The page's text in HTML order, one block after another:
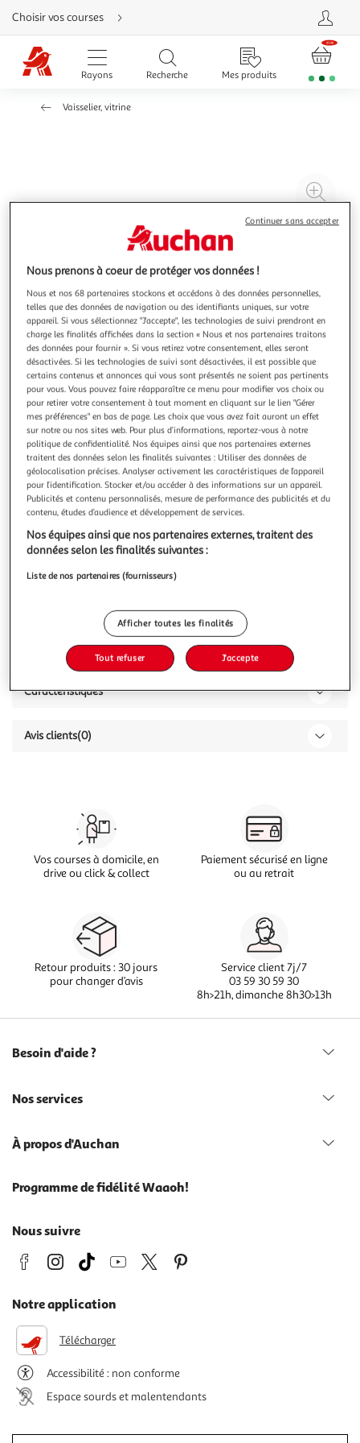
Aller
directement
au
contenu
Aller
directement
Aller
rubrique
Choisir vos courses
Rayons Recherche Mes produits
Vaisselier, vitrine
à
Illustration
précédente
Illustration
suivante
PARIS PRIX
Vitrine murale design fly a1 126cm noir & blanc
Informations Techniques : Dimensions : Vitrine : L. 40 x P. 29
x H. 126 cm Dimension totale : L. 40 x P. 29 x H. 126 cm
Matières : Structure : Panneaux de particules stratifiés
Façades : Panneaux de fibres à densité moyenne (MDF)
Arrière : Panneaux de fibres de bois Spécificités : Livré
démonté avec
En savoir +
Vous voulez connaître le prix de ce produit ?
Description
Caractéristiques
Avis clients(0)
Vos courses à domicile, en
drive ou click & collect
Paiement sécurisé en ligne
ou au retrait
Retour produits : 30 jours
pour changer d’avis
Service client 7j/7
03 59 30 59 30
8h>21h, dimanche 8h30>13h
Besoin d'aide ?
Nos services
À propos d'Auchan
Programme de fidélité Waaoh!
Nous suivre
Notre application
Télécharger
Accessibilité : non conforme
Espace sourds et malentendants
Nous prenons à coeur de protéger vos données !
Nous et nos 68 partenaires stockons et accédons à des données personnelles,
telles que des données de navigation ou des identifiants uniques, sur votre
appareil. Si vous sélectionnez "J'accepte", les technologies de suivi prendront en
charge les finalités affichées dans la section « Nous et nos partenaires traitons
des données pour fournir ». Si vous retirez votre consentement, elles seront
désactivées. Si les technologies de suivi sont désactivées, il est possible que
certains contenus et annonces qui vous sont présentés ne soient pas pertinents
pour vous. Vous pouvez faire réapparaître ce menu pour modifier vos choix ou
pour retirer votre consentement à tout moment en cliquant sur le lien "Gérer
mes préférences" en bas de page. Les choix que vous avez fait auront un effet
sur notre ou nos sites web. Pour plus d’informations, reportez-vous à notre
politique de confidentialité. Nos équipes ainsi que nos partenaires externes
traitent des données selon les finalités suivantes : Utiliser des données de
géolocalisation précises. Analyser activement les caractéristiques de l’appareil
pour l’identification. Stocker et/ou accéder à des informations sur un appareil.
Publicités et contenu personnalisés, mesure de performance des publicités et du
contenu, études d’audience et développement de services.
Nos équipes ainsi que nos partenaires externes, traitent des
données selon les finalités suivantes :
Liste de nos partenaires (fournisseurs)
Afficher toutes les finalités
Tout refuser J'accepte
Continuer sans accepter